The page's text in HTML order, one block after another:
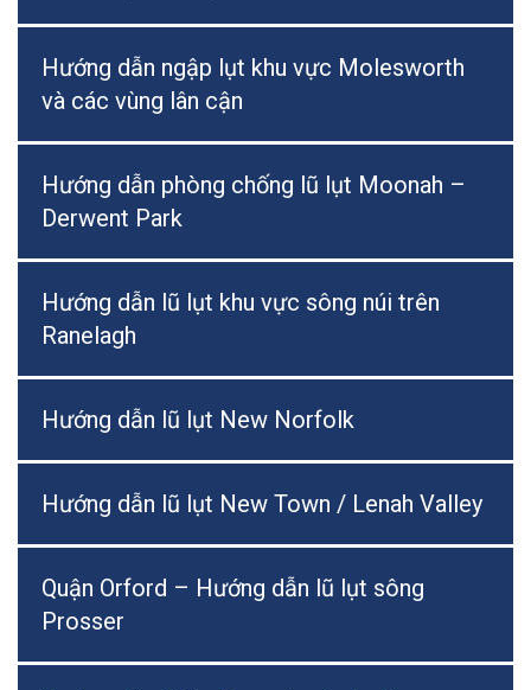
Hướng dẫn ngập lụt khu vực Molesworth
và các vùng lân cận
Hướng dẫn phòng chống lũ lụt Moonah –
Derwent Park
Hướng dẫn lũ lụt khu vực sông núi trên
Ranelagh
Hướng dẫn lũ lụt New Norfolk
Hướng dẫn lũ lụt New Town / Lenah Valley
Quận Orford – Hướng dẫn lũ lụt sông
Prosser